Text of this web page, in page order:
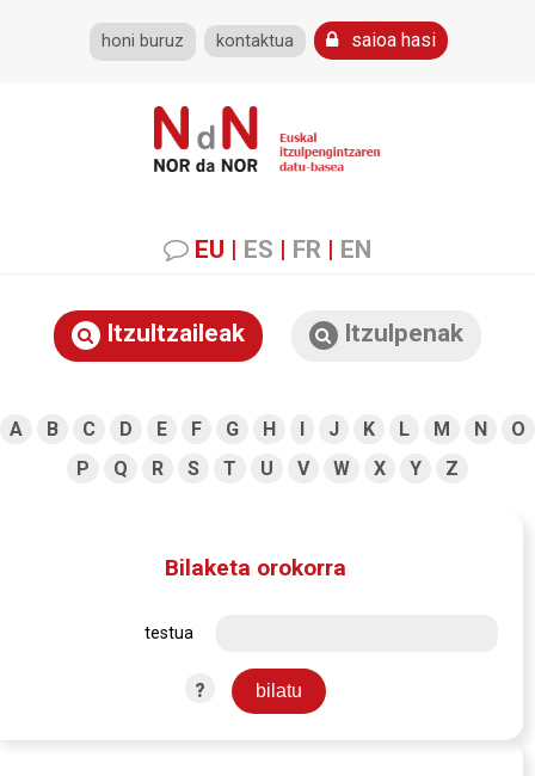
honi buruz kontaktua saioa hasi
EU | ES | FR | EN
Itzultzaileak Itzulpenak
A B C D E F G H I J K L M N
O
P
Q R S T U V W X Y Z
Bilaketa orokorra
testua
?